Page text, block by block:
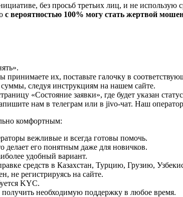
без просьб третьих лиц, и не использую
с вероятностью 100% могу стать жертвой
принимаете их, поставьте галочку в
следуя инструкциям на нашем сайте.
«Состояние заявки», где будет указан
нам в телеграм или в jivo-чат. Наш
комфортным:
вежливые и всегда готовы помочь.
делает его понятным даже для новичков.
удобный вариант.
средств в Казахстан, Турцию, Грузию,
не регистрируясь на сайте.
KYC.
необходимую поддержку в любое время.